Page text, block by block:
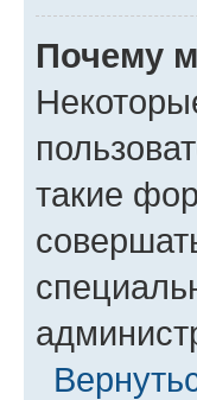
Почему
такие